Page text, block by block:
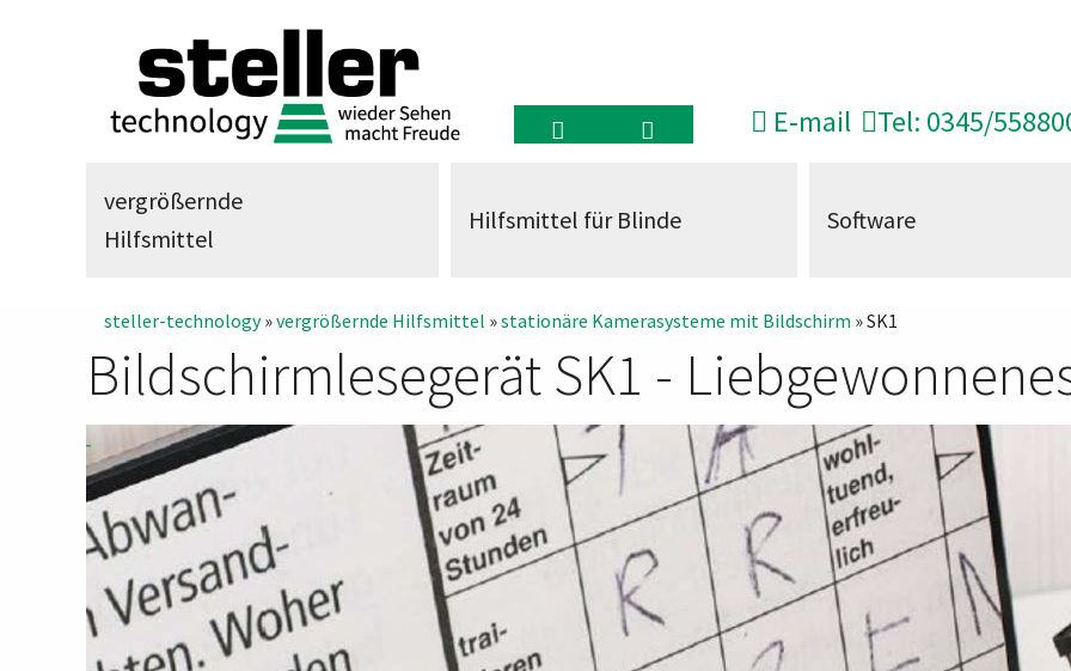
E‑mail Tel: 0345/
vergrößernde
Hilfsmittel
Hilfsmittel für Blinde Software
steller-technology»vergrößernde Hilfsmittel »stationäre Kamerasysteme mit Bildschirm » SK1
Bildschirmlesegerät SK1 -